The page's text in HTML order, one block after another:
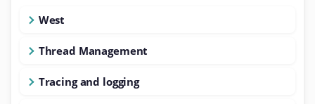
West
Thread Management
Tracing and logging